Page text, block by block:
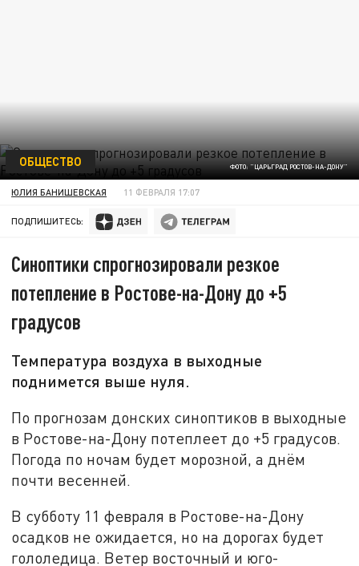
ФОТО: "ЦАРЬГРАД РОСТОВ-НА-ДОНУ"
ОБЩЕСТВО
ЮЛИЯ БАНИШЕВСКАЯ 11 ФЕВРАЛЯ 17:07
ПОДПИШИТЕСЬ:
Синоптики спрогнозировали резкое
потепление в Ростове-на-Дону до +5
градусов
Температура воздуха в выходные
поднимется выше нуля.
По прогнозам донских синоптиков в выходные
в Ростове-на-Дону потеплеет до +5 градусов.
Погода по ночам будет морозной, а днём
почти весенней.
В субботу 11 февраля в Ростове-на-Дону
осадков не ожидается, но на дорогах будет
гололедица. Ветер восточный и юго-